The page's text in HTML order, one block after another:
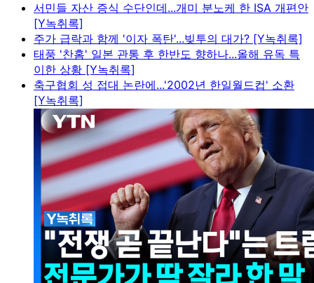
서민들 자산 증식 수단인데...개미 분노케 한 ISA 개편안
[Y녹취록]
주가 급락과 함께 '이자 폭탄'...빚투의 대가? [Y녹취록]
태풍 '찬홈' 일본 관통 후 한반도 향하나...올해 유독 특
이한 상황 [Y녹취록]
축구협회 성 접대 논란에...'2002년 한일월드컵' 소환
[Y녹취록]